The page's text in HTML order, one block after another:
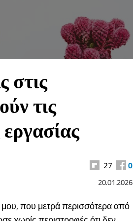
στις
τις
27 0
20.01.2026
μου, που μετρά περισσότερα από